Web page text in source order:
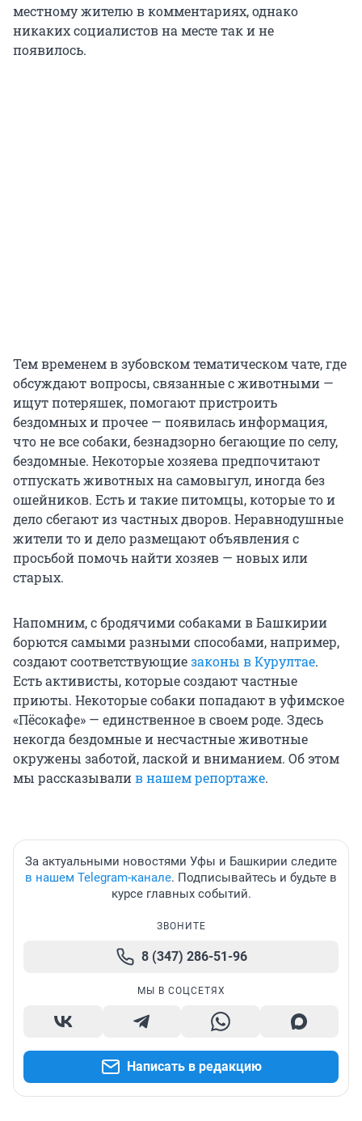
местному жителю в комментариях, однако
никаких социалистов на месте так и не
появилось.
Тем временем в зубовском тематическом чате, где
обсуждают вопросы, связанные с животными —
ищут потеряшек, помогают пристроить
бездомных и прочее — появилась информация,
что не все собаки, безнадзорно бегающие по селу,
бездомные. Некоторые хозяева предпочитают
отпускать животных на самовыгул, иногда без
ошейников. Есть и такие питомцы, которые то и
дело сбегают из частных дворов. Неравнодушные
жители то и дело размещают объявления с
просьбой помочь найти хозяев — новых или
старых.
Напомним, с бродячими собаками в Башкирии
борются самыми разными способами, например,
создают соответствующиезаконы в Курултае.
Есть активисты, которые создают частные
приюты. Некоторые собаки попадают в уфимское
«Пёсокафе» — единственное в своем роде. Здесь
некогда бездомные и несчастные животные
окружены заботой, лаской и вниманием. Об этом
мы рассказывалив нашем репортаже.
За актуальными новостями Уфы и Башкирии следите
в нашем Telegram-канале. Подписывайтесь и будьте в
курсе главных событий.
ЗВОНИТЕ
8 (347) 286-51-96
МЫ В СОЦСЕТЯХ
Написать в редакцию